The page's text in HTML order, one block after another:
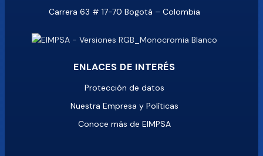
Carrera 63 # 17-70 Bogotá – Colombia
ENLACES DE INTERÉS
Protección de datos
Nuestra Empresa y Políticas
Conoce más de EIMPSA